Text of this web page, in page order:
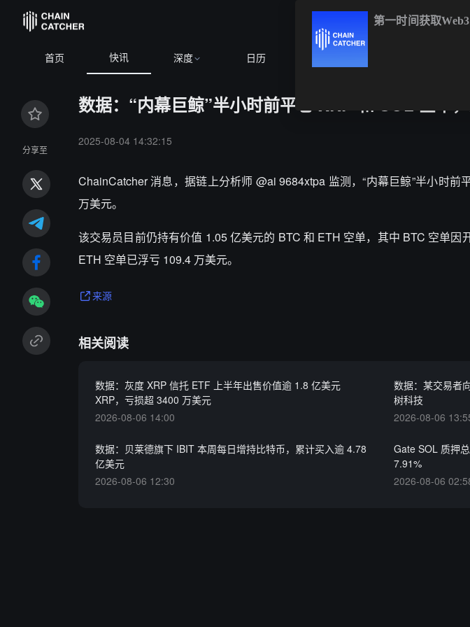
首页 快讯 深度 日历
分享至
数据：“内幕巨鲸”半小时前平仓 XRP 和 SOL 空单
2025-08-04 14:32:15
ChainCatcher 消息， 据链上分析师 @ai 9684xtpa 监测，“内幕巨鲸”半小时
万美元。
该交易员目前仍持有价值 1.05 亿美元的 BTC 和 ETH 空单，其中 BTC 空单因
ETH 空单已浮亏 109.4 万美元。
来源
相关阅读
数据：灰度 XRP 信托 ETF 上半年出售价值逾 1.8 亿美元
XRP，亏损超 3400 万美元
2026-08-06 14:00
数据：某交易者
树科技
2026-08-06
数据：贝莱德旗下 IBIT 本周每日增持比特币，累计买入逾 4.78
亿美元
2026-08-06 12:30
Gate SOL 质押
7.91%
2026-08-06
第一时间获取